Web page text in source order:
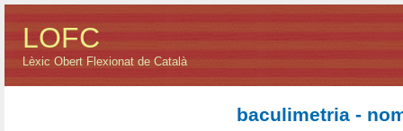
LOFC
Lèxic Obert Flexionat de Català
baculimetria -